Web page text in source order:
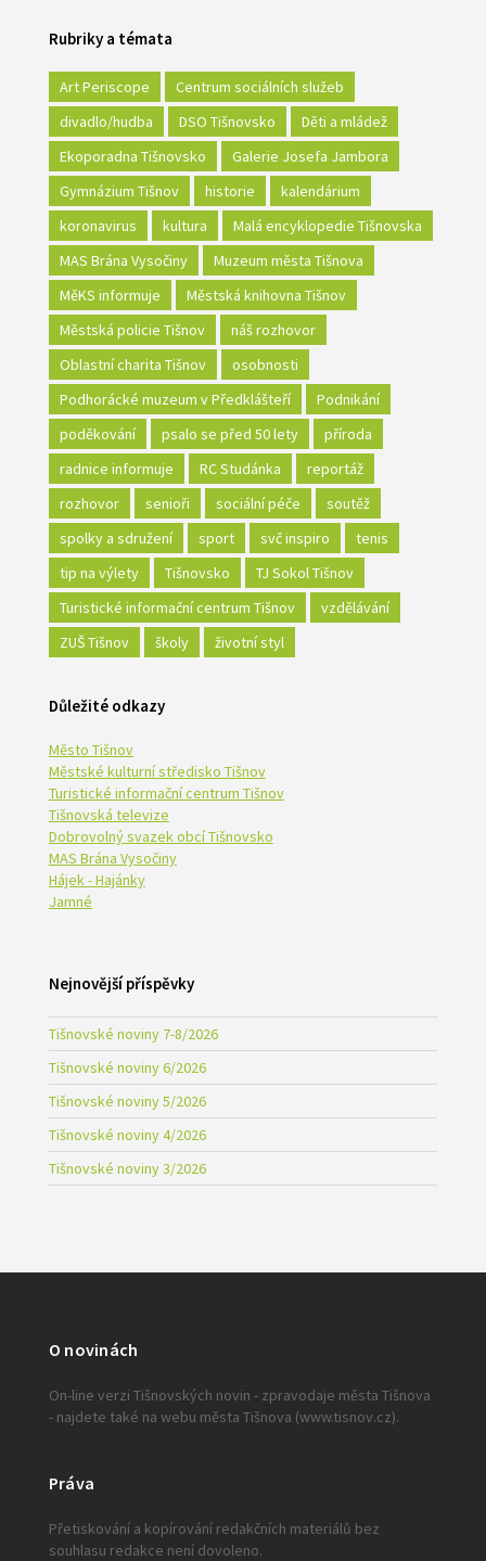
Rubriky a témata
Art Periscope
Centrum sociálních služeb
divadlo/hudba
DSO Tišnovsko
Děti a mládež
Ekoporadna Tišnovsko
Galerie Josefa Jambora
Gymnázium Tišnov
historie
kalendárium
koronavirus
kultura
Malá encyklopedie Tišnovska
MAS Brána Vysočiny
Muzeum města Tišnova
MěKS informuje
Městská knihovna Tišnov
Městská policie Tišnov
náš rozhovor
Oblastní charita Tišnov
osobnosti
Podhorácké muzeum v Předklášteří
Podnikání
poděkování
psalo se před 50 lety
příroda
radnice informuje
RC Studánka
reportáž
rozhovor
senioři sociální péče
soutěž
spolky a sdružení
sport svč inspiro
tenis
tip na výlety
Tišnovsko
TJ Sokol Tišnov
Turistické informační centrum Tišnov
vzdělávání
ZUŠ Tišnov
školy životní styl
Důležité odkazy
Město Tišnov
Městské kulturní středisko Tišnov
Turistické informační centrum Tišnov
Tišnovská televize
Dobrovolný svazek obcí Tišnovsko
MAS Brána Vysočiny
Hájek - Hajánky
Jamné
Nejnovější příspěvky
Tišnovské noviny 7-8/2026
Tišnovské noviny 6/2026
Tišnovské noviny 5/2026
Tišnovské noviny 4/2026
Tišnovské noviny 3/2026
O novinách
On-line verzi Tišnovských novin - zpravodaje města Tišnova
- najdete také na webu města Tišnova (www.tisnov.cz).
Práva
Přetiskování a kopírování redakčních materiálů bez
souhlasu redakce není dovoleno.